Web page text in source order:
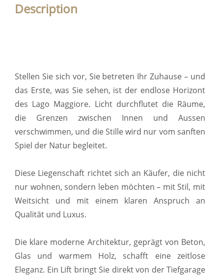
Description
Stellen Sie sich vor, Sie betreten Ihr Zuhause – und
das Erste, was Sie sehen, ist der endlose Horizont
des Lago Maggiore. Licht durchflutet die Räume,
die Grenzen zwischen Innen und Aussen
verschwimmen, und die Stille wird nur vom sanften
Spiel der Natur begleitet.
Diese Liegenschaft richtet sich an Käufer, die nicht
nur wohnen, sondern leben möchten – mit Stil, mit
Weitsicht und mit einem klaren Anspruch an
Qualität und Luxus.
Die klare moderne Architektur, geprägt von Beton,
Glas und warmem Holz, schafft eine zeitlose
Eleganz. Ein Lift bringt Sie direkt von der Tiefgarage